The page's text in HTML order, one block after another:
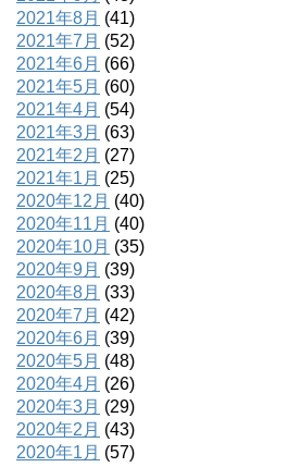
2021年8月 (41)
2021年7月 (52)
2021年6月 (66)
2021年5月 (60)
2021年4月 (54)
2021年3月 (63)
2021年2月 (27)
2021年1月 (25)
2020年12月 (40)
2020年11月 (40)
2020年10月 (35)
2020年9月 (39)
2020年8月 (33)
2020年7月 (42)
2020年6月 (39)
2020年5月 (48)
2020年4月 (26)
2020年3月 (29)
2020年2月 (43)
2020年1月 (57)